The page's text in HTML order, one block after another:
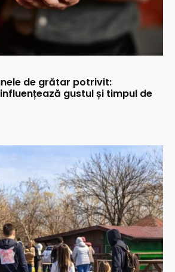
de grătar potrivit:
gustul și timpul de